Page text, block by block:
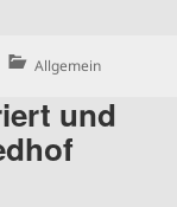
Categories
Allgemein
und